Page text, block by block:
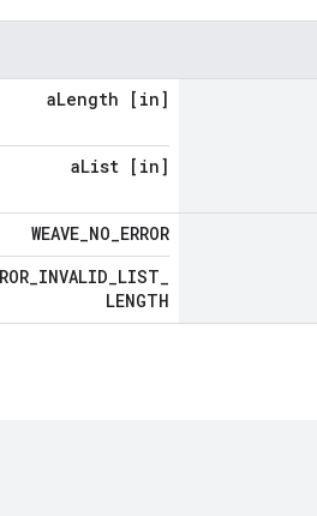
[in] a
Length
[in] a
List
WEAVE_NO_ERROR
_INVALID_LIST_
LENGTH